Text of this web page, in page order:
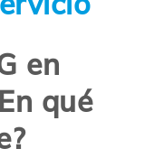
en
qué